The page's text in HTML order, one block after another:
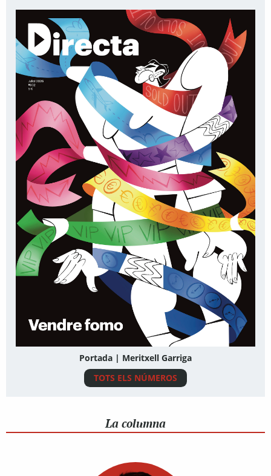
Portada | Meritxell Garriga
TOTS ELS NÚMEROS
La columna